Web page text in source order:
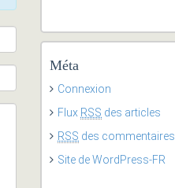
Méta
Connexion
Flux RSS des articles
RSS des commentaires
Site de WordPress-FR